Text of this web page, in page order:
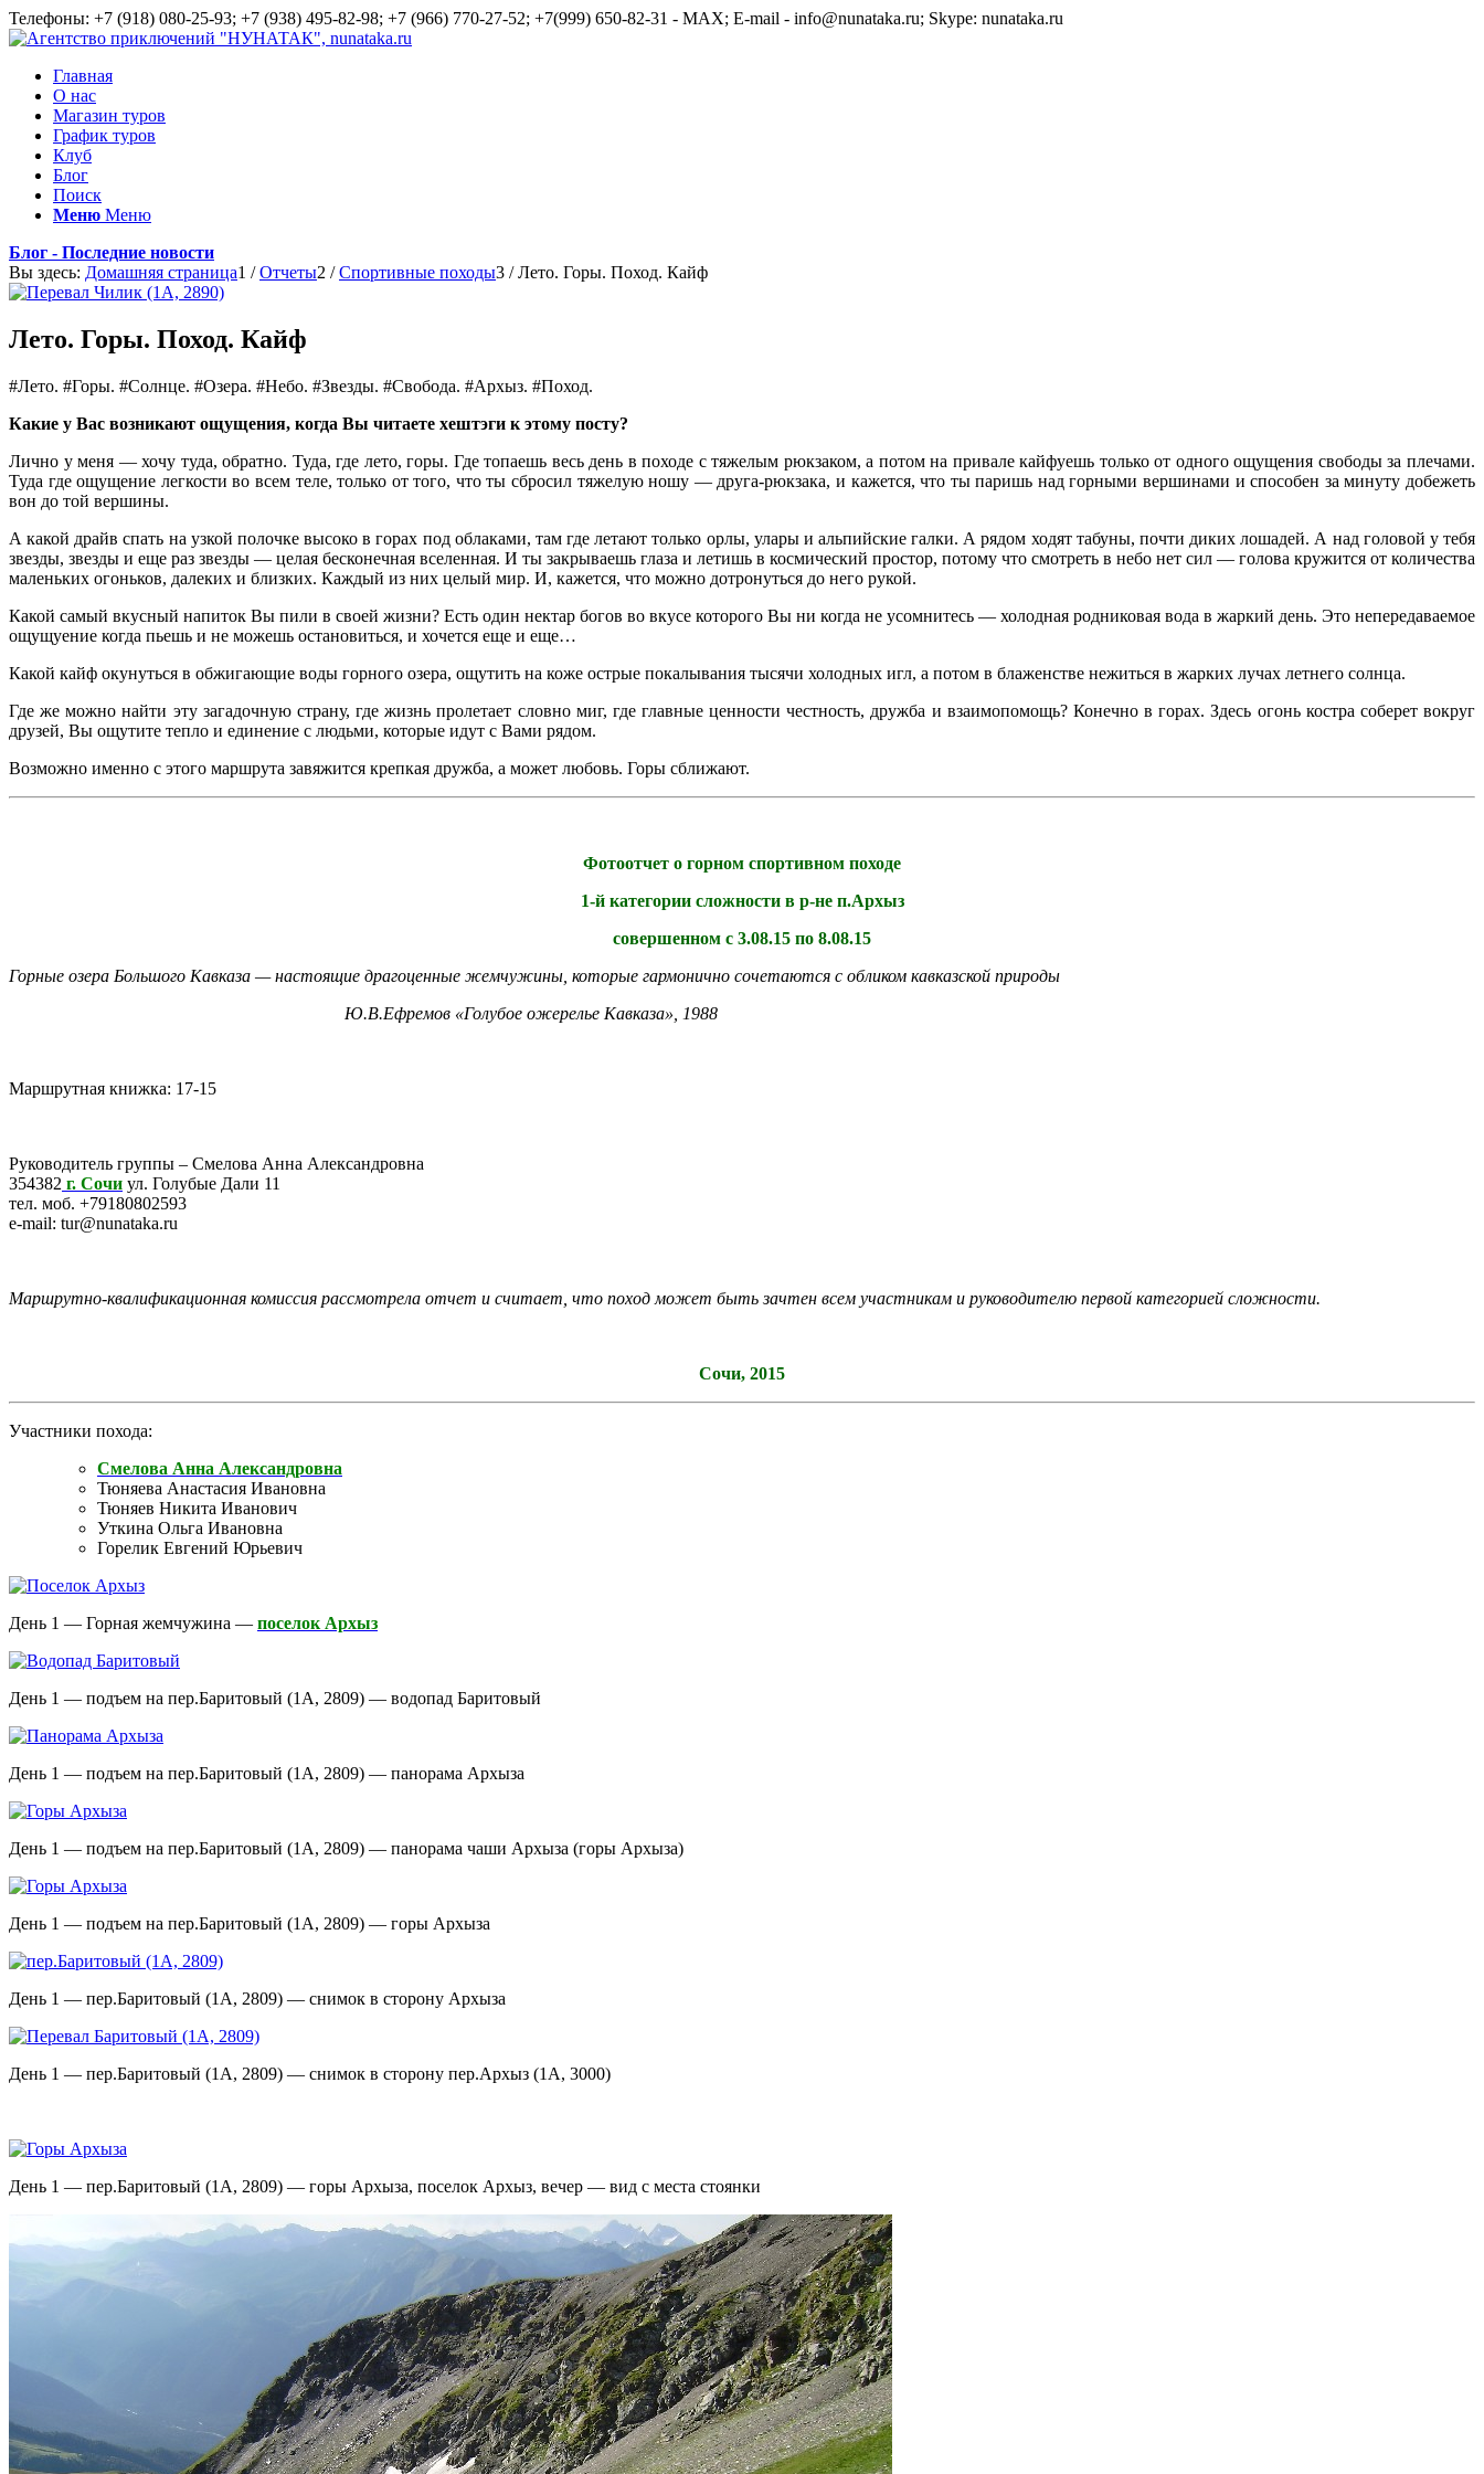
Телефоны: +7 (918) 080-25-93; +7 (938) 495-82-98; +7 (966) 770-27-52; +7(999) 650-82-31 - MAX; E-mail - info@nunataka.ru; Skype: nunataka.ru
Главная
О нас
Магазин туров
График туров
Клуб
Блог
Поиск
Меню Меню
Блог - Последние новости
Вы здесь: Домашняя страница1 / Отчеты2 / Спортивные походы3 / Лето. Горы. Поход. Кайф
Лето. Горы. Поход. Кайф
#Лето. #Горы. #Солнце. #Озера. #Небо. #Звезды. #Свобода. #Архыз. #Поход.
Какие у Вас возникают ощущения, когда Вы читаете хештэги к этому посту?
Лично у меня — хочу туда, обратно. Туда, где лето, горы. Где топаешь весь день в походе с тяжелым рюкзаком, а потом на привале кайфуешь только от одного ощущения свободы за плечами.
Туда где ощущение легкости во всем теле, только от того, что ты сбросил тяжелую ношу — друга-рюкзака, и кажется, что ты паришь над горными вершинами и способен за минуту добежеть
вон до той вершины.
А какой драйв спать на узкой полочке высоко в горах под облаками, там где летают только орлы, улары и альпийские галки. А рядом ходят табуны, почти диких лошадей. А над головой у тебя
звезды, звезды и еще раз звезды — целая бесконечная вселенная. И ты закрываешь глаза и летишь в космический простор, потому что смотреть в небо нет сил — голова кружится от количества
маленьких огоньков, далеких и близких. Каждый из них целый мир. И, кажется, что можно дотронуться до него рукой.
Какой самый вкусный напиток Вы пили в своей жизни? Есть один нектар богов во вкусе которого Вы ни когда не усомнитесь — холодная родниковая вода в жаркий день. Это непередаваемое
ощущуение когда пьешь и не можешь остановиться, и хочется еще и еще…
Какой кайф окунуться в обжигающие воды горного озера, ощутить на коже острые покалывания тысячи холодных игл, а потом в блаженстве нежиться в жарких лучах летнего солнца.
Где же можно найти эту загадочную страну, где жизнь пролетает словно миг, где главные ценности честность, дружба и взаимопомощь? Конечно в горах. Здесь огонь костра соберет вокруг
друзей, Вы ощутите тепло и единение с людьми, которые идут с Вами рядом.
Возможно именно с этого маршрута завяжится крепкая дружба, а может любовь. Горы сближают.
Фотоотчет о горном спортивном походе
1-й категории сложности в р-не п.Архыз
совершенном с 3.08.15 по 8.08.15
Горные озера Большого Кавказа — настоящие драгоценные жемчужины, которые гармонично сочетаются с обликом кавказской природы
Ю.В.Ефремов «Голубое ожерелье Кавказа», 1988
Маршрутная книжка: 17-15
Руководитель группы – Смелова Анна Александровна
354382 г. Сочи ул. Голубые Дали 11
тел. моб. +79180802593
e-mail: tur@nunataka.ru
Маршрутно-квалификационная комиссия рассмотрела отчет и считает, что поход может быть зачтен всем участникам и руководителю первой категорией сложности.
Cочи, 2015
Участники похода:
Смелова Анна Александровна
Тюняева Анастасия Ивановна
Тюняев Никита Иванович
Уткина Ольга Ивановна
Горелик Евгений Юрьевич
День 1 — Горная жемчужина — поселок Архыз
День 1 — подъем на пер.Баритовый (1А, 2809) — водопад Баритовый
День 1 — подъем на пер.Баритовый (1А, 2809) — панорама Архыза
День 1 — подъем на пер.Баритовый (1А, 2809) — панорама чаши Архыза (горы Архыза)
День 1 — подъем на пер.Баритовый (1А, 2809) — горы Архыза
День 1 — пер.Баритовый (1А, 2809) — снимок в сторону Архыза
День 1 — пер.Баритовый (1А, 2809) — снимок в сторону пер.Архыз (1А, 3000)
День 1 — пер.Баритовый (1А, 2809) — горы Архыза, поселок Архыз, вечер — вид с места стоянки